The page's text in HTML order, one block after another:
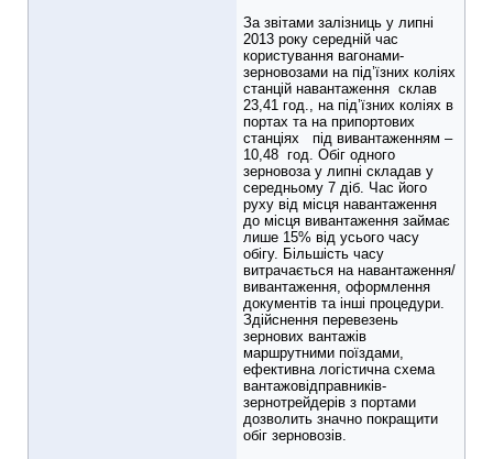
За звітами залізниць у липні
2013 року середній час
користування вагонами-
зерновозами на під’їзних коліях
станцій навантаження склав
23,41 год., на під’їзних коліях в
портах та на припортових
станціях під вивантаженням –
10,48 год. Обіг одного
зерновоза у липні складав у
середньому 7 діб. Час його
руху від місця навантаження
до місця вивантаження займає
лише 15% від усього часу
обігу. Більшість часу
витрачається на навантаження/
вивантаження, оформлення
документів та інші процедури.
Здійснення перевезень
зернових вантажів
маршрутними поїздами,
ефективна логістична схема
вантажовідправників-
зернотрейдерів з портами
дозволить значно покращити
обіг зерновозів.